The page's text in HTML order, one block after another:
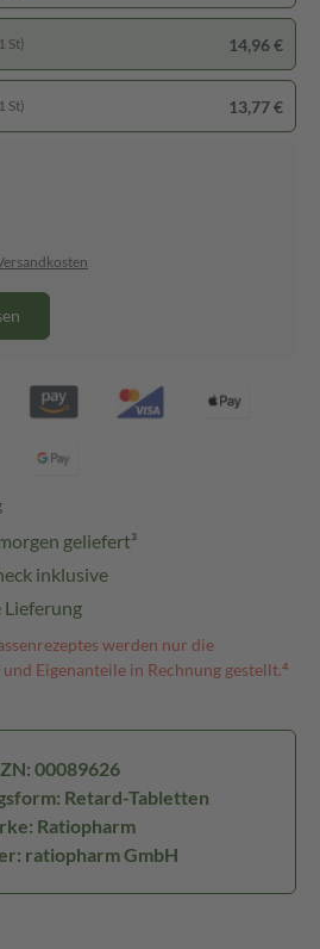
St) 14,96 €
St) 13,77 €
geliefert³
inklusive
werden nur die
Eigenanteile in Rechnung gestellt.⁴
00089626
Retard-Tabletten
Ratiopharm
ratiopharm GmbH